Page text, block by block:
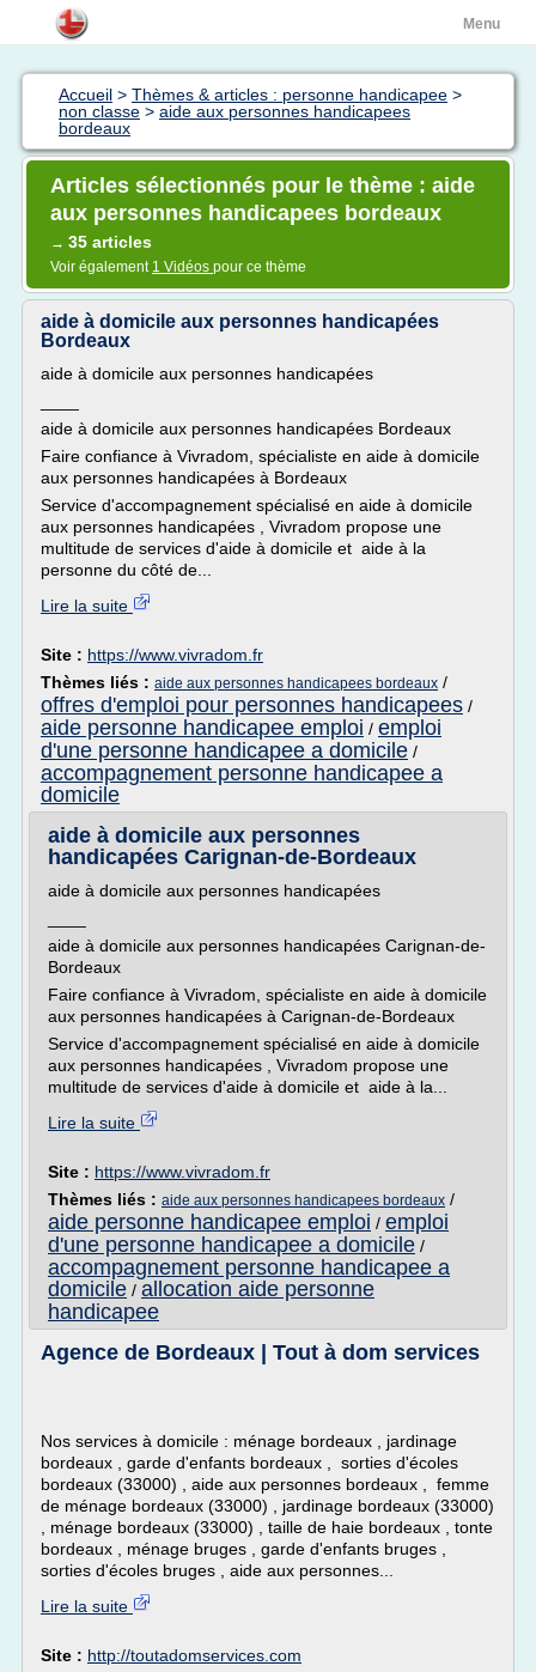
Menu
Accueil > Thèmes & articles : personne handicapee >
non classe > aide aux personnes handicapees
bordeaux
Articles sélectionnés pour le thème : aide
aux personnes handicapees bordeaux
→ 35 articles
Voir également 1 Vidéos pour ce thème
aide à domicile aux personnes handicapées
Bordeaux
aide à domicile aux personnes handicapées
aide à domicile aux personnes handicapées Bordeaux
Faire confiance à Vivradom, spécialiste en aide à domicile
aux personnes handicapées à Bordeaux
Service d'accompagnement spécialisé en aide à domicile
aux personnes handicapées , Vivradom propose une
multitude de services d'aide à domicile et aide à la
personne du côté de...
Lire la suite
Site : https://www.vivradom.fr
Thèmes liés : aide aux personnes handicapees bordeaux /
offres d'emploi pour personnes handicapees /
aide personne handicapee emploi / emploi
d'une personne handicapee a domicile /
accompagnement personne handicapee a
domicile
aide à domicile aux personnes
handicapées Carignan-de-Bordeaux
aide à domicile aux personnes handicapées
aide à domicile aux personnes handicapées Carignan-de-
Bordeaux
Faire confiance à Vivradom, spécialiste en aide à domicile
aux personnes handicapées à Carignan-de-Bordeaux
Service d'accompagnement spécialisé en aide à domicile
aux personnes handicapées , Vivradom propose une
multitude de services d'aide à domicile et aide à la...
Lire la suite
Site : https://www.vivradom.fr
Thèmes liés : aide aux personnes handicapees bordeaux /
aide personne handicapee emploi / emploi
d'une personne handicapee a domicile /
accompagnement personne handicapee a
domicile / allocation aide personne
handicapee
Agence de Bordeaux | Tout à dom services
Nos services à domicile : ménage bordeaux , jardinage
bordeaux , garde d'enfants bordeaux , sorties d'écoles
bordeaux (33000) , aide aux personnes bordeaux , femme
de ménage bordeaux (33000) , jardinage bordeaux (33000)
, ménage bordeaux (33000) , taille de haie bordeaux , tonte
bordeaux , ménage bruges , garde d'enfants bruges ,
sorties d'écoles bruges , aide aux personnes...
Lire la suite
Site : http://toutadomservices.com